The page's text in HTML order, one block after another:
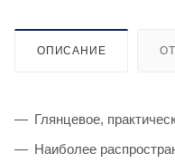
ОПИСАНИЕ
Глянцевое,
Наиболее